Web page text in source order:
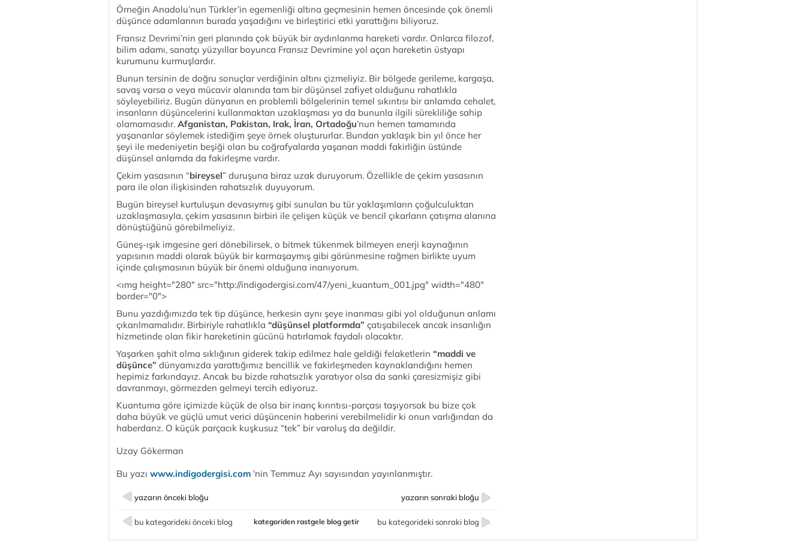
Örneğin Anadolu’nun Türkler’in egemenliği altına geçmesinin hemen öncesinde çok önemli
düşünce adamlarının burada yaşadığını ve birleştirici etki yarattığını biliyoruz.
Fransız Devrimi’nin geri planında çok büyük bir aydınlanma hareketi vardır. Onlarca filozof,
bilim adamı, sanatçı yüzyıllar boyunca Fransız Devrimine yol açan hareketin üstyapı
kurumunu kurmuşlardır.
Bunun tersinin de doğru sonuçlar verdiğinin altını çizmeliyiz. Bir bölgede gerileme, kargaşa,
savaş varsa o veya mücavir alanında tam bir düşünsel zafiyet olduğunu rahatlıkla
söyleyebiliriz. Bugün dünyanın en problemli bölgelerinin temel sıkıntısı bir anlamda cehalet,
insanların düşüncelerini kullanmaktan uzaklaşması ya da bununla ilgili sürekliliğe sahip
olamamasıdır. Afganistan, Pakistan, Irak, İran, Ortadoğu’nun hemen tamamında
yaşananlar söylemek istediğim şeye örnek oluştururlar. Bundan yaklaşık bin yıl önce her
şeyi ile medeniyetin beşiği olan bu coğrafyalarda yaşanan maddi fakirliğin üstünde
düşünsel anlamda da fakirleşme vardır.
Çekim yasasının “bireysel” duruşuna biraz uzak duruyorum. Özellikle de çekim yasasının
para ile olan ilişkisinden rahatsızlık duyuyorum.
Bugün bireysel kurtuluşun devasıymış gibi sunulan bu tür yaklaşımların çoğulculuktan
uzaklaşmasıyla, çekim yasasının birbiri ile çelişen küçük ve bencil çıkarların çatışma alanına
dönüştüğünü görebilmeliyiz.
Güneş-ışık imgesine geri dönebilirsek, o bitmek tükenmek bilmeyen enerji kaynağının
yapısının maddi olarak büyük bir karmaşaymış gibi görünmesine rağmen birlikte uyum
içinde çalışmasının büyük bir önemi olduğuna inanıyorum.
<ımg height="280" src="http://indigodergisi.com/47/yeni_kuantum_001.jpg" width="480"
border="0">
Bunu yazdığımızda tek tip düşünce, herkesin aynı şeye inanması gibi yol olduğunun anlamı
çıkarılmamalıdır. Birbiriyle rahatlıkla “düşünsel platformda” çatışabilecek ancak insanlığın
hizmetinde olan fikir hareketinin gücünü hatırlamak faydalı olacaktır.
Yaşarken şahit olma sıklığının giderek takip edilmez hale geldiği felaketlerin “maddi ve
düşünce” dünyamızda yarattığımız bencillik ve fakirleşmeden kaynaklandığını hemen
hepimiz farkındayız. Ancak bu bizde rahatsızlık yaratıyor olsa da sanki çaresizmişiz gibi
davranmayı, görmezden gelmeyi tercih ediyoruz.
Kuantuma göre içimizde küçük de olsa bir inanç kırıntısı-parçası taşıyorsak bu bize çok
daha büyük ve güçlü umut verici düşüncenin haberini verebilmelidir ki onun varlığından da
haberdarız. O küçük parçacık kuşkusuz “tek” bir varoluş da değildir.
Uzay Gökerman
Bu yazı www.indigodergisi.com 'nin Temmuz Ayı sayısından yayınlanmıştır.
yazarın önceki bloğu yazarın sonraki bloğu
bu kategorideki önceki blog bu kategorideki sonraki blog
kategoriden rastgele blog getir